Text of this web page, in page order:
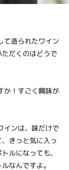
造られたワイン
だくのはどうで
！すごく興味が
ンは、味だけで
きっと気に入っ
ルになっても、
なんですよ。